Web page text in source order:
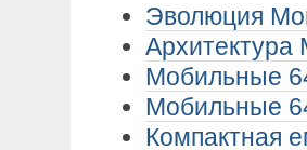
Эволюция
Архитектура
Мобильные
Мобильные
Компактная